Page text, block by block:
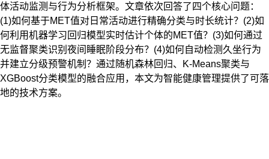
体活动监测与行为分析框架。文章依次回答了四个核心问题：
(1)如何基于MET值对日常活动进行精确分类与时长统计？(2)如
何利用机器学习回归模型实时估计个体的MET值？(3)如何通过
无监督聚类识别夜间睡眠阶段分布？(4)如何自动检测久坐行为
并建立分级预警机制？通过随机森林回归、K-Means聚类与
XGBoost分类模型的融合应用，本文为智能健康管理提供了可落
地的技术方案。